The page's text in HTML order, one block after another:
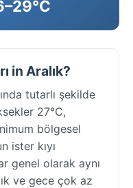
in Aralık?
tutarlı şekilde
27°C,
bölgesel
ister kıyı
genel olarak aynı
ve gece çok az